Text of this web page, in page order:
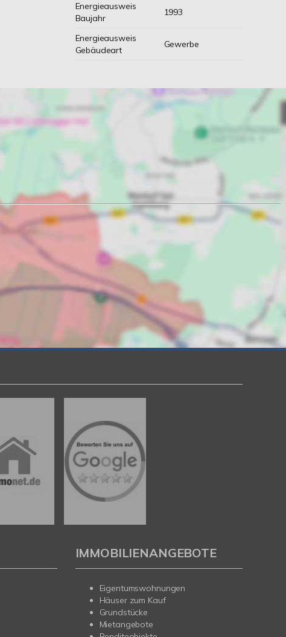
Energieausweis
Baujahr
1993
Energieausweis
Gebäudeart
Gewerbe
IMMOBILIENANGEBOTE
Eigentumswohnungen
Häuser zum Kauf
Grundstücke
Mietangebote